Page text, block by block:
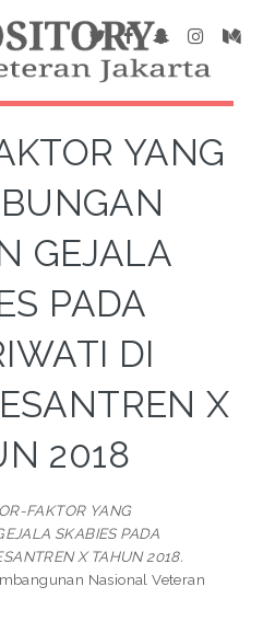
YANG
GEJALA
PADA
DI
X
2018
FAKTOR YANG
SKABIES PADA
X TAHUN 2018.
Nasional Veteran